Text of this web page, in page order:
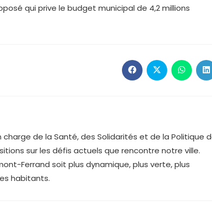
qui prive le budget municipal de 4,2 millions
Ouvrir
dans
Ouvrir
dans
Ouvrir
dans
de la Santé, des Solidarités et de la Politique
sur les défis actuels que rencontre notre ville.
Ferrand soit plus dynamique, plus verte, plus
habitants.